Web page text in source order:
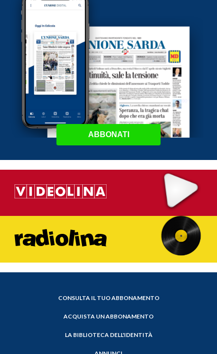
ABBONATI
CONSULTA IL TUO ABBONAMENTO
ACQUISTA UN ABBONAMENTO
LA BIBLIOTECA DELL'IDENTITÀ